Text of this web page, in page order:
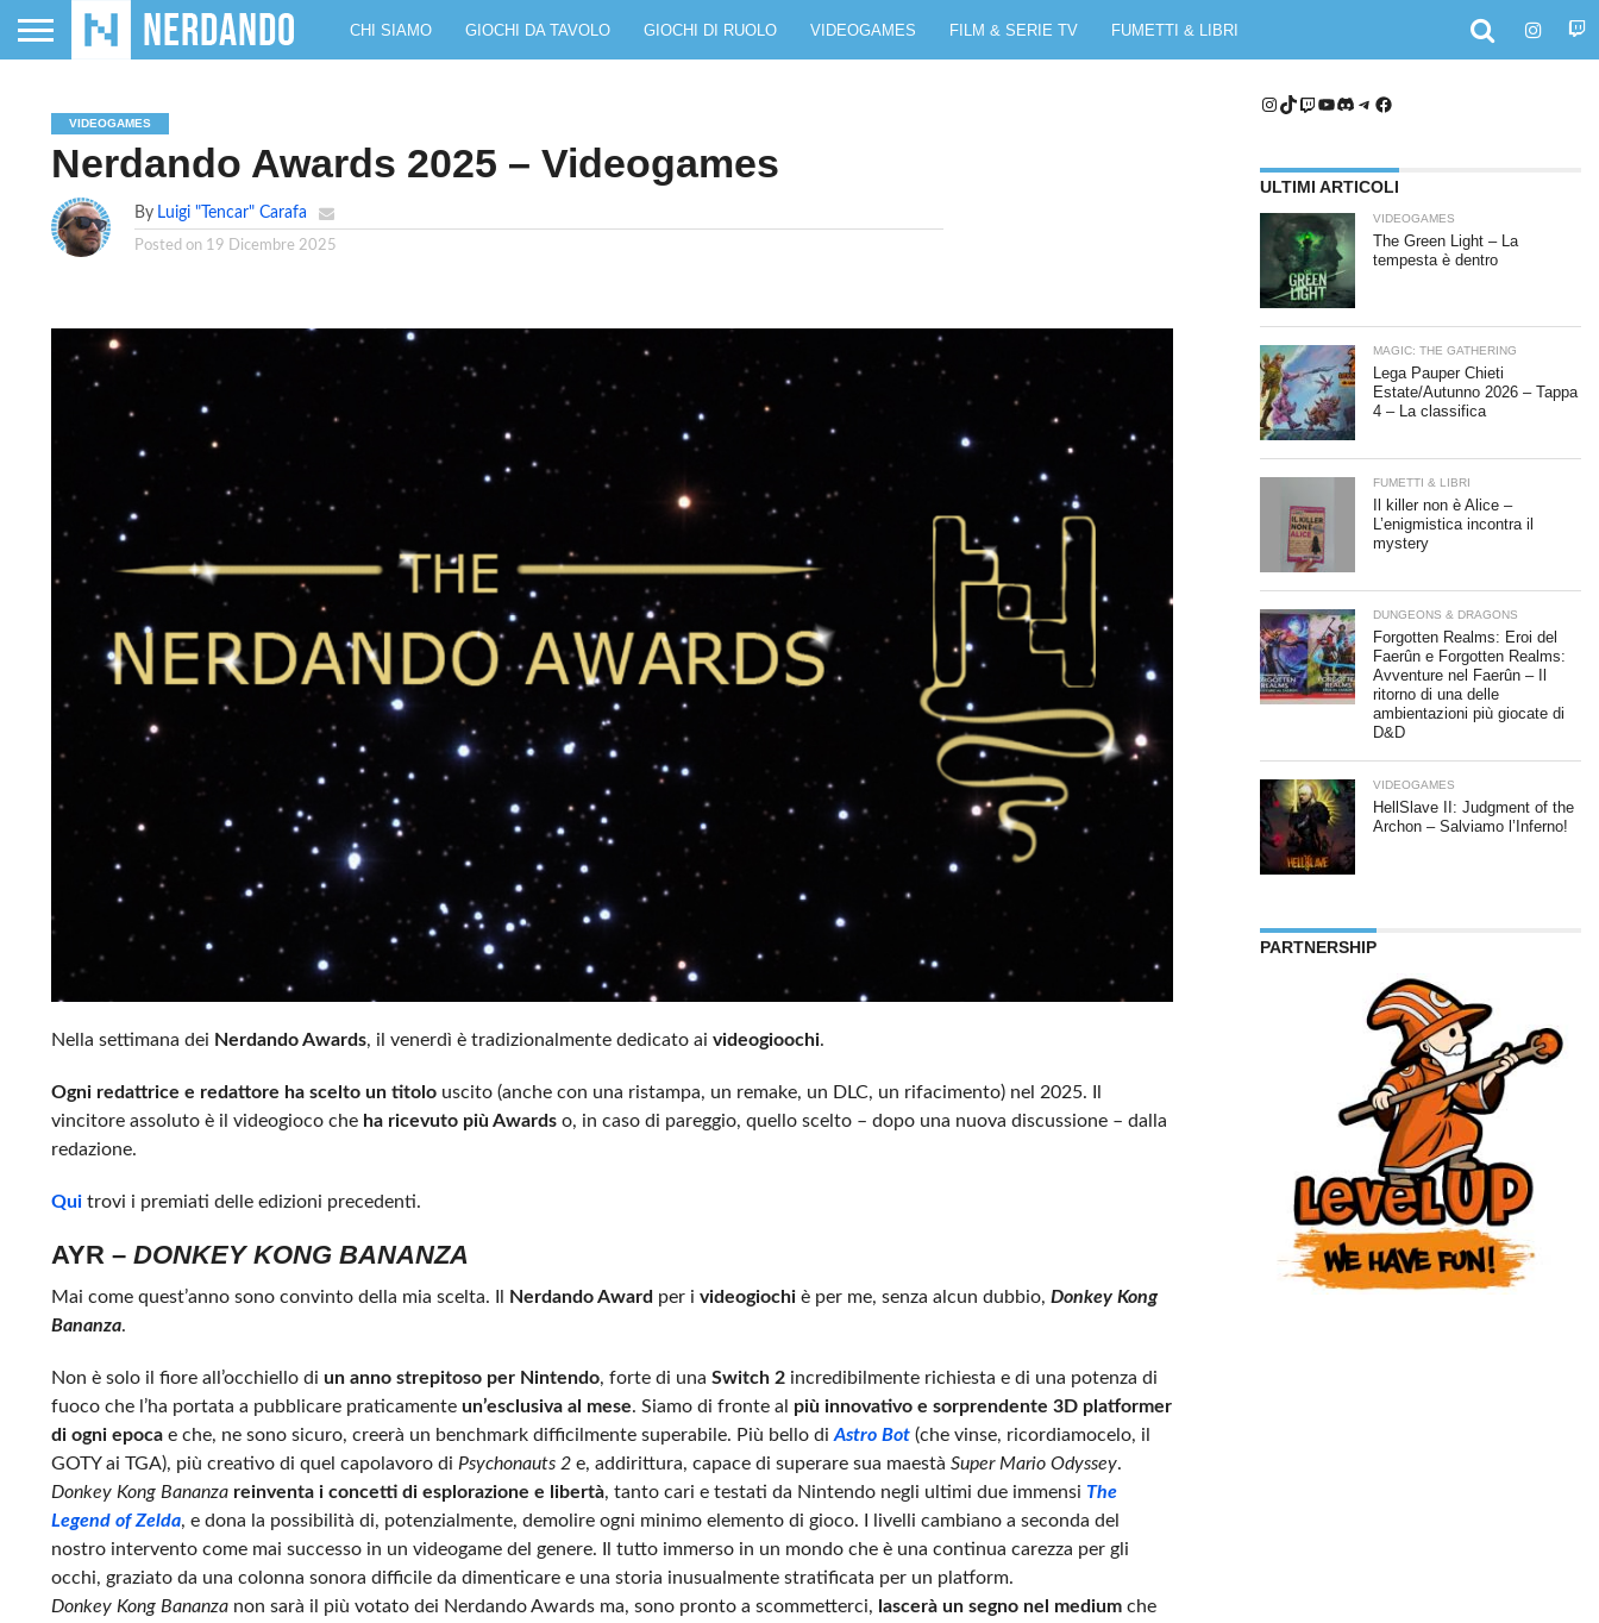
CHI SIAMO GIOCHI DA TAVOLO GIOCHI DI RUOLO VIDEOGAMES FILM & SERIE TV FUMETTI & LIBRI
VIDEOGAMES
Nerdando Awards 2025 – Videogames
By Luigi "Tencar" Carafa
Posted on 19 Dicembre 2025
Nella settimana dei Nerdando Awards, il venerdì è tradizionalmente dedicato ai videogioochi.
Ogni redattrice e redattore ha scelto un titolouscito (anche con una ristampa, un remake, un DLC, un rifacimento) nel 2025. Il
vincitore assoluto è il videogioco che ha ricevuto più Awardso, in caso di pareggio, quello scelto – dopo una nuova discussione – dalla
redazione.
Quitrovi i premiati delle edizioni precedenti.
AYR – DONKEY KONG BANANZA
Mai come quest’anno sono convinto della mia scelta. Il Nerdando Award per i videogiochiè per me, senza alcun dubbio, Donkey Kong
Bananza.
Non è solo il fiore all’occhiello di un anno strepitoso per Nintendo, forte di una Switch 2incredibilmente richiesta e di una potenza di
fuoco che l’ha portata a pubblicare praticamente un’esclusiva al mese. Siamo di fronte al più innovativo e sorprendente 3D platformer
di ogni epocae che, ne sono sicuro, creerà un benchmark difficilmente superabile. Più bello di Astro Bot(che vinse, ricordiamocelo, il
GOTY ai TGA), più creativo di quel capolavoro di Psychonauts 2e, addirittura, capace di superare sua maestà Super Mario Odyssey.
Donkey Kong Bananza reinventa i concetti di esplorazione e libertà, tanto cari e testati da Nintendo negli ultimi due immensi The
Legend of Zelda, e dona la possibilità di, potenzialmente, demolire ogni minimo elemento di gioco. I livelli cambiano a seconda del
nostro intervento come mai successo in un videogame del genere. Il tutto immerso in un mondo che è una continua carezza per gli
occhi, graziato da una colonna sonora difficile da dimenticare e una storia inusualmente stratificata per un platform.
Donkey Kong Bananzanon sarà il più votato dei Nerdando Awards ma, sono pronto a scommetterci, lascerà un segno nel mediumche
Instagram
TikTok
Twitch
YouTube
Discord
Telegram
Facebook
ULTIMI ARTICOLI
VIDEOGAMES
The Green Light – La
tempesta è dentro
MAGIC: THE GATHERING
Lega Pauper Chieti
Estate/Autunno 2026 – Tappa
4 – La classifica
FUMETTI & LIBRI
Il killer non è Alice –
L’enigmistica incontra il
mystery
DUNGEONS & DRAGONS
Forgotten Realms: Eroi del
Faerûn e Forgotten Realms:
Avventure nel Faerûn – Il
ritorno di una delle
ambientazioni più giocate di
D&D
VIDEOGAMES
HellSlave II: Judgment of the
Archon – Salviamo l’Inferno!
PARTNERSHIP